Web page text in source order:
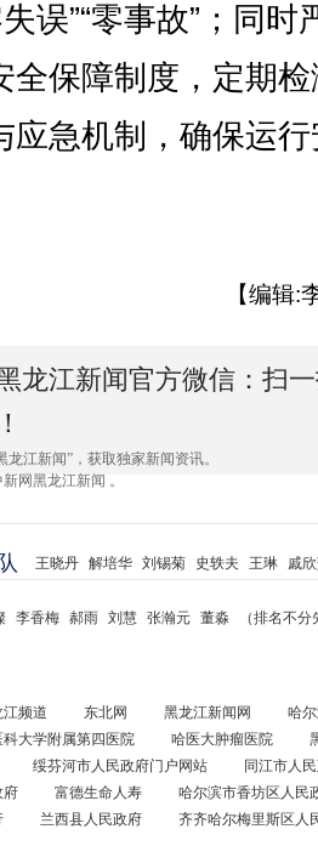
误”“零事故”；同时
全保障制度，定期
应急机制，确保运
【编辑:
龙江新闻官方微信：扫
龙江新闻”，获取独家新闻资讯。
网黑龙江新闻 。
王晓丹 解培华 刘锡菊 史轶夫 王琳 戚
李香梅 郝雨 刘慧 张瀚元 董淼 （排名不
江频道 东北网 黑龙江新闻网
哈
科大学附属第四医院 哈医大肿瘤医院
绥芬河市人民政府门户网站
同江市人
府 富德生命人寿
哈尔滨市香坊区人民
兰西县人民政府 齐齐哈尔梅里斯区人